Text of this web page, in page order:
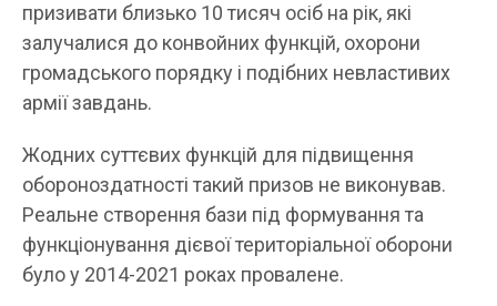
призивати близько 10 тисяч осіб на рік, які
залучалися до конвойних функцій, охорони
громадського порядку і подібних невластивих
армії завдань.
Жодних суттєвих функцій для підвищення
обороноздатності такий призов не виконував.
Реальне створення бази під формування та
функціонування дієвої територіальної оборони
було у 2014-2021 роках провалене.